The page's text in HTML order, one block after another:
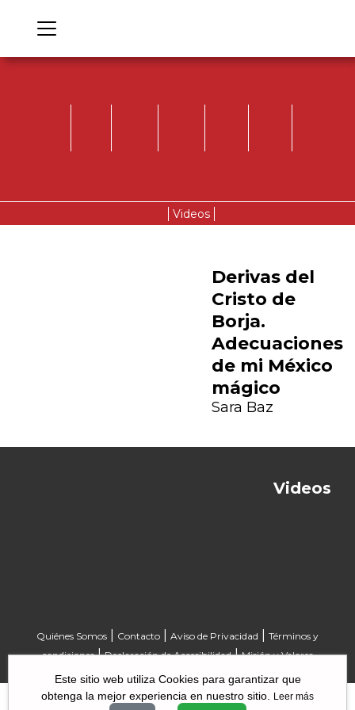
Videos
Derivas del
Cristo de
Borja.
Adecuaciones
de mi México
mágico
Sara Baz
Videos
Quiénes Somos Contacto Aviso de Privacidad
Términos y
condiciones|Declaración de Accesibilidad|Misión y Valores
Este sitio web utiliza Cookies para garantizar que
obtenga la mejor experiencia en nuestro sitio.
Leer más